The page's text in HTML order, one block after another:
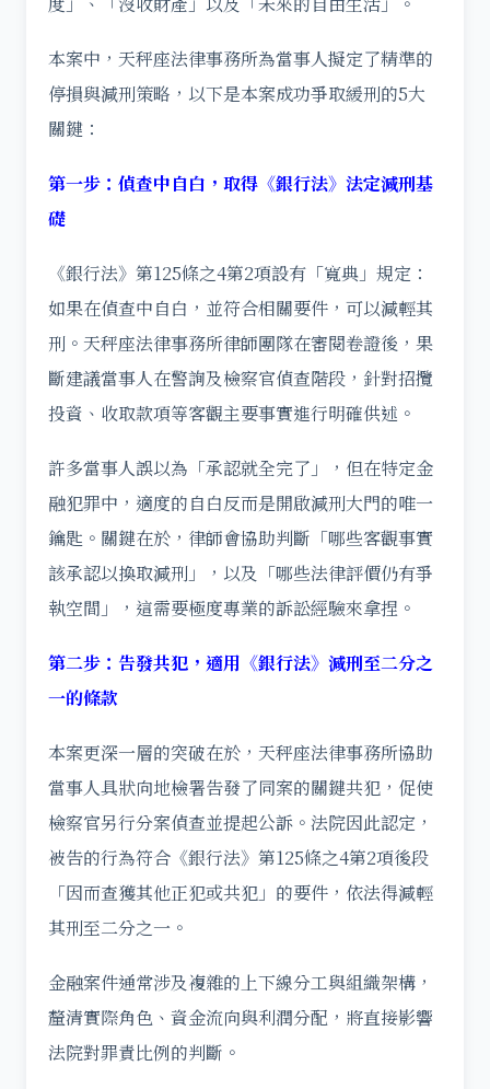
本案中，天秤座法律事務所為當事人擬定了精準的
停損與減刑策略，以下是本案成功爭取緩刑的5大
關鍵：
第一步：偵查中自白，取得《銀行法》法定減刑基
礎
《銀行法》第125條之4第2項設有「寬典」規定：
如果在偵查中自白，並符合相關要件，可以減輕其
刑。天秤座法律事務所律師團隊在審閱卷證後，果
斷建議當事人在警詢及檢察官偵查階段，針對招攬
投資、收取款項等客觀主要事實進行明確供述。
許多當事人誤以為「承認就全完了」，但在特定金
融犯罪中，適度的自白反而是開啟減刑大門的唯一
鑰匙。關鍵在於，律師會協助判斷「哪些客觀事實
該承認以換取減刑」，以及「哪些法律評價仍有爭
執空間」，這需要極度專業的訴訟經驗來拿捏。
第二步：告發共犯，適用《銀行法》減刑至二分之
一的條款
本案更深一層的突破在於，天秤座法律事務所協助
當事人具狀向地檢署告發了同案的關鍵共犯，促使
檢察官另行分案偵查並提起公訴。法院因此認定，
被告的行為符合《銀行法》第125條之4第2項後段
「因而查獲其他正犯或共犯」的要件，依法得減輕
其刑至二分之一。
金融案件通常涉及複雜的上下線分工與組織架構，
釐清實際角色、資金流向與利潤分配，將直接影響
法院對罪責比例的判斷。